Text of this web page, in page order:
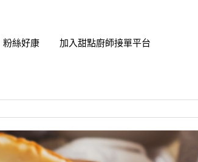
粉絲好康 加入甜點廚師接單平台
小計:NT$0
密碼